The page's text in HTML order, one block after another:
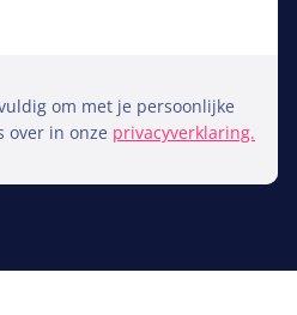
om met je persoonlijke
over in onze privacyverklaring.